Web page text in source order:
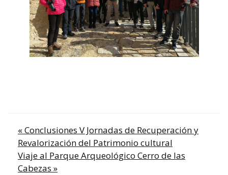
« Conclusiones V Jornadas de Recuperación y
Revalorización del Patrimonio cultural
Viaje al Parque Arqueológico Cerro de las
Cabezas »